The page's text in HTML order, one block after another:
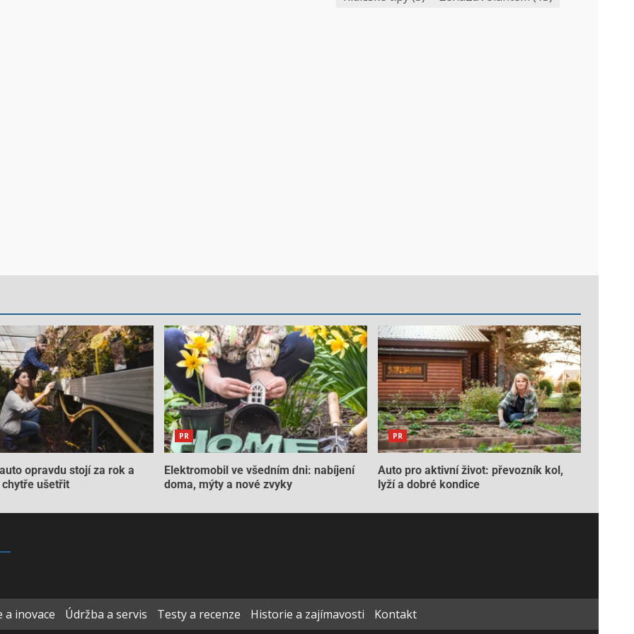
opravdu stojí za rok a
chytře ušetřit
PR
Elektromobil ve všedním dni: nabíjení
doma, mýty a nové zvyky
PR
Auto pro aktivní život: převozník kol,
lyží a dobré kondice
a inovace Údržba a servis Testy a recenze Historie a zajímavosti Kontakt